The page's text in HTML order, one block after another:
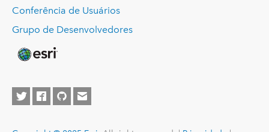
Conferência de Usuários
Grupo de Desenvolvedores